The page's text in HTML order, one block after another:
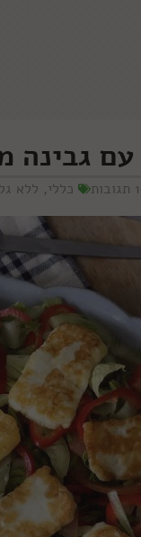
גבינה
כללי, ללא